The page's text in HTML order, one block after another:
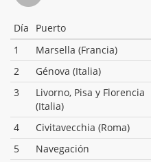
Día Puerto
1
Marsella (Francia)
2
Génova (Italia)
3
Livorno, Pisa y Florencia
(Italia)
4 Civitavecchia (Roma)
5
Navegación